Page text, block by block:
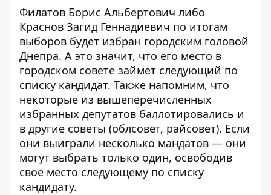
Филатов Борис Альбертович либо
Краснов Загид Геннадиевич по итогам
выборов будет избран городским головой
Днепра. А это значит, что его место в
городском совете займет следующий по
списку кандидат. Также напомним, что
некоторые из вышеперечисленных
избранных депутатов баллотировались и
в другие советы (облсовет, райсовет). Если
они выиграли несколько мандатов — они
могут выбрать только один, освободив
свое место следующему по списку
кандидату.